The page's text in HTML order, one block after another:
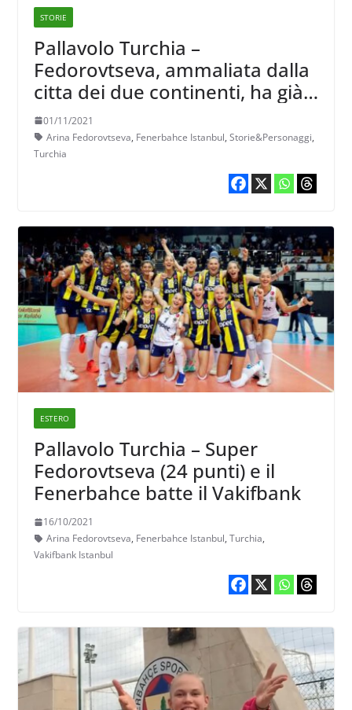
STORIE
Pallavolo Turchia –
Fedorovtseva, ammaliata dalla
citta dei due continenti, ha già
conquistato Istanbul
01/11/2021
Arina Fedorovtseva, Fenerbahce Istanbul, Storie&Personaggi,
Turchia
ESTERO
Pallavolo Turchia – Super
Fedorovtseva (24 punti) e il
Fenerbahce batte il Vakifbank
16/10/2021
Arina Fedorovtseva, Fenerbahce Istanbul, Turchia,
Vakifbank Istanbul